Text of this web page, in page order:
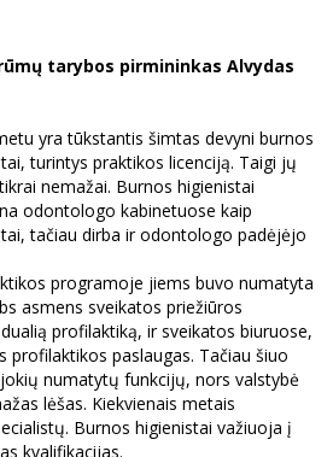
tarybos pirmininkas Alvydas
yra tūkstantis šimtas devyni burnos
turintys praktikos licenciją. Taigi jų
nemažai. Burnos higienistai
odontologo kabinetuose kaip
tačiau dirba ir odontologo padėjėjo
programoje jiems buvo numatyta
asmens sveikatos priežiūros
profilaktiką, ir sveikatos biuruose,
profilaktikos paslaugas. Tačiau šiuo
numatytų funkcijų, nors valstybė
lėšas. Kiekvienais metais
Burnos higienistai važiuoja į
kvalifikacijas.